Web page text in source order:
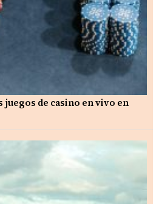
juegos de casino en vivo en